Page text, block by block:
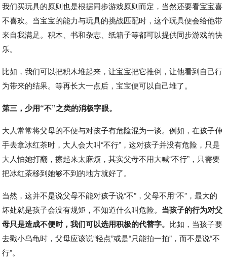
我们买玩具的原则也是根据同步游戏原则而定，当然还要看宝宝喜
不喜欢。当宝宝的能力与玩具的挑战匹配时，这个玩具便会给他带
来自我满足。积木、书和杂志、纸箱子等都可以提供同步游戏的快
乐。
比如，我们可以把积木堆起来，让宝宝把它推倒，让他看到自己行
为带来的结果。等再长大一点后，宝宝便可以自己堆了。
第三，少用“不”之类的消极字眼。
大人常常将父母的不便与对孩子有危险混为一谈。例如，在孩子伸
手去拿冰红茶时，大人会大叫“不行”，这对孩子并没有危险，只是
大人怕她打翻，擦起来太麻烦，其实父母不用大喊“不行”，只需要
把冰红茶移到她够不到的地方就好了。
当然，这并不是说父母不能对孩子说“不”，父母不用“不”，最大的
坏处就是孩子会没有规矩，不知道什么叫危险。 当孩子的行为对父
母只是造成不便时，我们可以选用积极的代替字。 比如，当孩子要
去戳小乌龟时，父母应该说“轻点”或是“只能拍一拍”，而不是说“不
行”。